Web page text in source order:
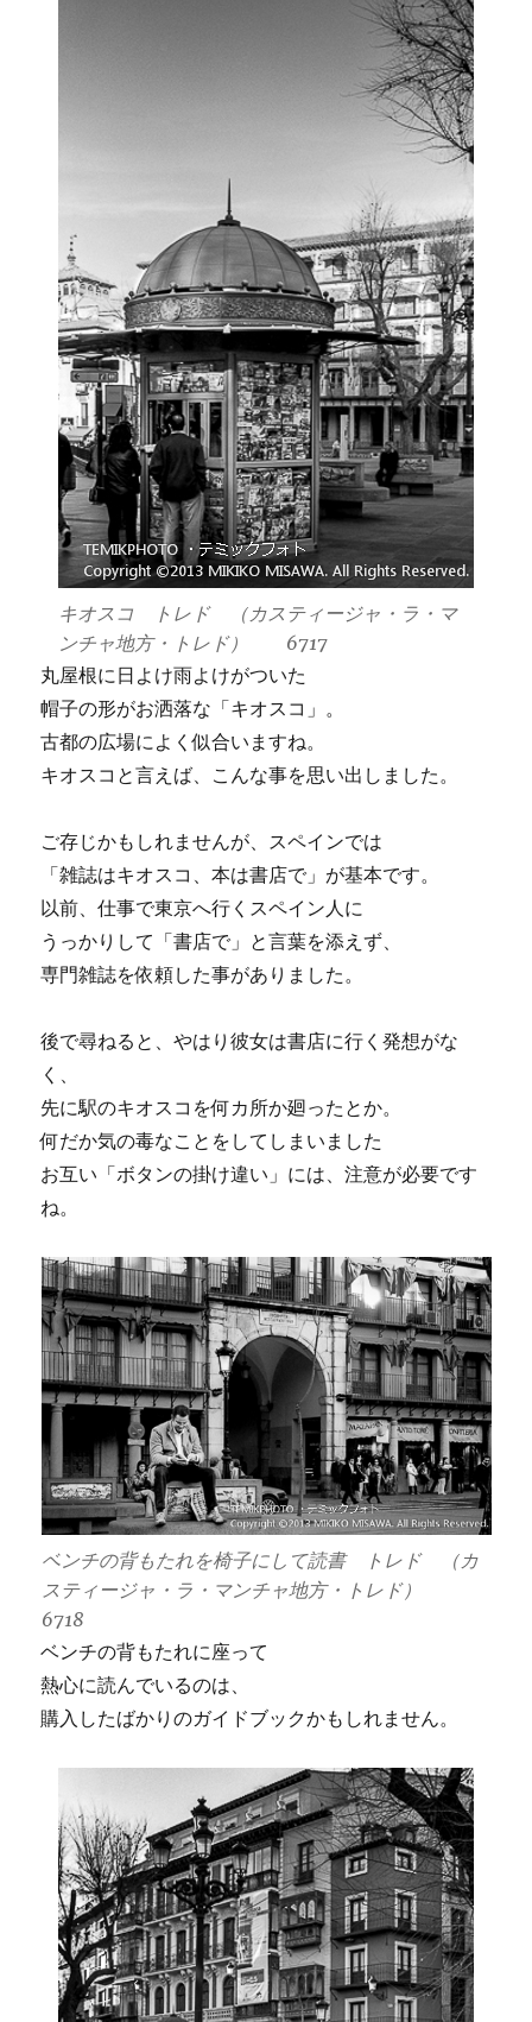
キオスコ トレド （カスティージャ・ラ・マ
ンチャ地方・トレド） 6717
丸屋根に日よけ雨よけがついた
帽子の形がお洒落な「キオスコ」。
古都の広場によく似合いますね。
キオスコと言えば、こんな事を思い出しました。
ご存じかもしれませんが、スペインでは
「雑誌はキオスコ、本は書店で」が基本です。
以前、仕事で東京へ行くスペイン人に
うっかりして「書店で」と言葉を添えず、
専門雑誌を依頼した事がありました。
後で尋ねると、やはり彼女は書店に行く発想がな
く、
先に駅のキオスコを何カ所か廻ったとか。
何だか気の毒なことをしてしまいました
お互い「ボタンの掛け違い」には、注意が必要です
ね。
ベンチの背もたれを椅子にして読書 トレド （カ
スティージャ・ラ・マンチャ地方・トレド）
6718
ベンチの背もたれに座って
熱心に読んでいるのは、
購入したばかりのガイドブックかもしれません。